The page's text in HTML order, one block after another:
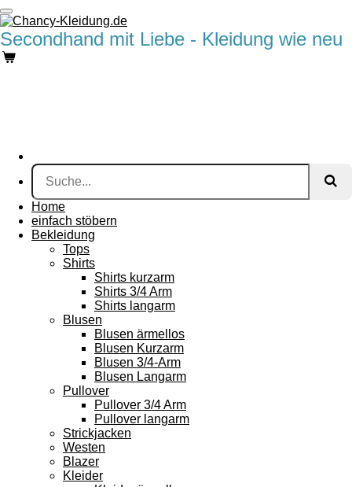
Zum
Hauptinhalt
springen
Secondhand mit Liebe - Kleidung wie neu
Home
einfach stöbern
Bekleidung
Tops
Shirts
Shirts kurzarm
Shirts 3/4 Arm
Shirts langarm
Blusen
Blusen ärmellos
Blusen Kurzarm
Blusen 3/4-Arm
Blusen Langarm
Pullover
Pullover 3/4 Arm
Pullover langarm
Strickjacken
Westen
Blazer
Kleider